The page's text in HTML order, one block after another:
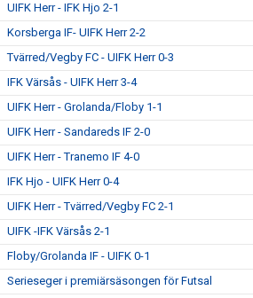
UIFK Herr - IFK Hjo 2-1
Korsberga IF- UIFK Herr 2-2
Tvärred/Vegby FC - UIFK Herr 0-3
IFK Värsås - UIFK Herr 3-4
UIFK Herr - Grolanda/Floby 1-1
UIFK Herr - Sandareds IF 2-0
UIFK Herr - Tranemo IF 4-0
IFK Hjo - UIFK Herr 0-4
UIFK Herr - Tvärred/Vegby FC 2-1
UIFK -IFK Värsås 2-1
Floby/Grolanda IF - UIFK 0-1
Serieseger i premiärsäsongen för Futsal